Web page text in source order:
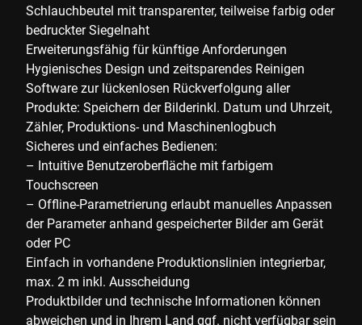
Schlauchbeutel mit transparenter, teilweise farbig oder
bedruckter Siegelnaht
Erweiterungsfähig für künftige Anforderungen
Hygienisches Design und zeitsparendes Reinigen
Software zur lückenlosen Rückverfolgung aller
Produkte: Speichern der Bilderinkl. Datum und Uhrzeit,
Zähler, Produktions- und Maschinenlogbuch
Sicheres und einfaches Bedienen:
– Intuitive Benutzeroberfläche mit farbigem
Touchscreen
– Offline-Parametrierung erlaubt manuelles Anpassen
der Parameter anhand gespeicherter Bilder am Gerät
oder PC
Einfach in vorhandene Produktionslinien integrierbar,
max. 2 m inkl. Ausscheidung
Produktbilder und technische Informationen können
abweichen und in Ihrem Land ggf. nicht verfügbar sein